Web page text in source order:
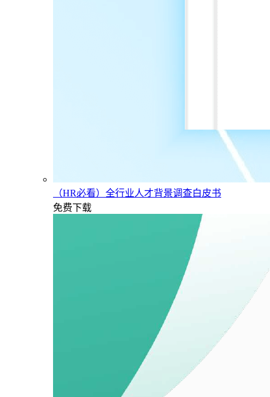
（HR必看）全行业人才背景调查白皮书
免费下载